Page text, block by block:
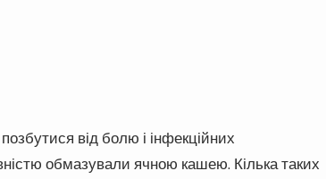
від болю і інфекційних
обмазували ячною кашею. Кілька таких